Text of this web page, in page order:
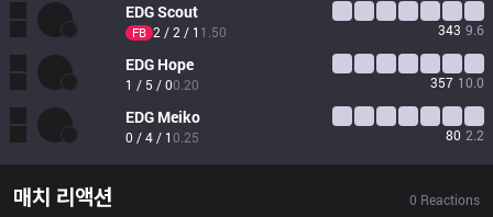
EDGScout
FB 2 / 2 / 1 1.50 343 9.6
EDG Hope
1 / 5 / 00.20 357 10.0
EDG Meiko
0 / 4 / 10.25 80 2.2
매치 리액션 0 Reactions